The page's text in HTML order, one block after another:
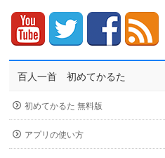
百人一首 初めてかるた
初めてかるた 無料版
アプリの使い方